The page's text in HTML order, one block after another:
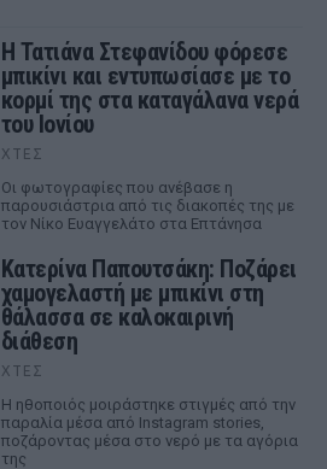
Η Τατιάνα Στεφανίδου φόρεσε
μπικίνι και εντυπωσίασε με το
κορμί της στα καταγάλανα νερά
του Ιονίου
ΧΤΕΣ
Οι φωτογραφίες που ανέβασε η
παρουσιάστρια από τις διακοπές της με
τον Νίκο Ευαγγελάτο στα Επτάνησα
Κατερίνα Παπουτσάκη: Ποζάρει
χαμογελαστή με μπικίνι στη
θάλασσα σε καλοκαιρινή
διάθεση
ΧΤΕΣ
Η ηθοποιός μοιράστηκε στιγμές από την
παραλία μέσα από Instagram stories,
ποζάροντας μέσα στο νερό με τα αγόρια
της